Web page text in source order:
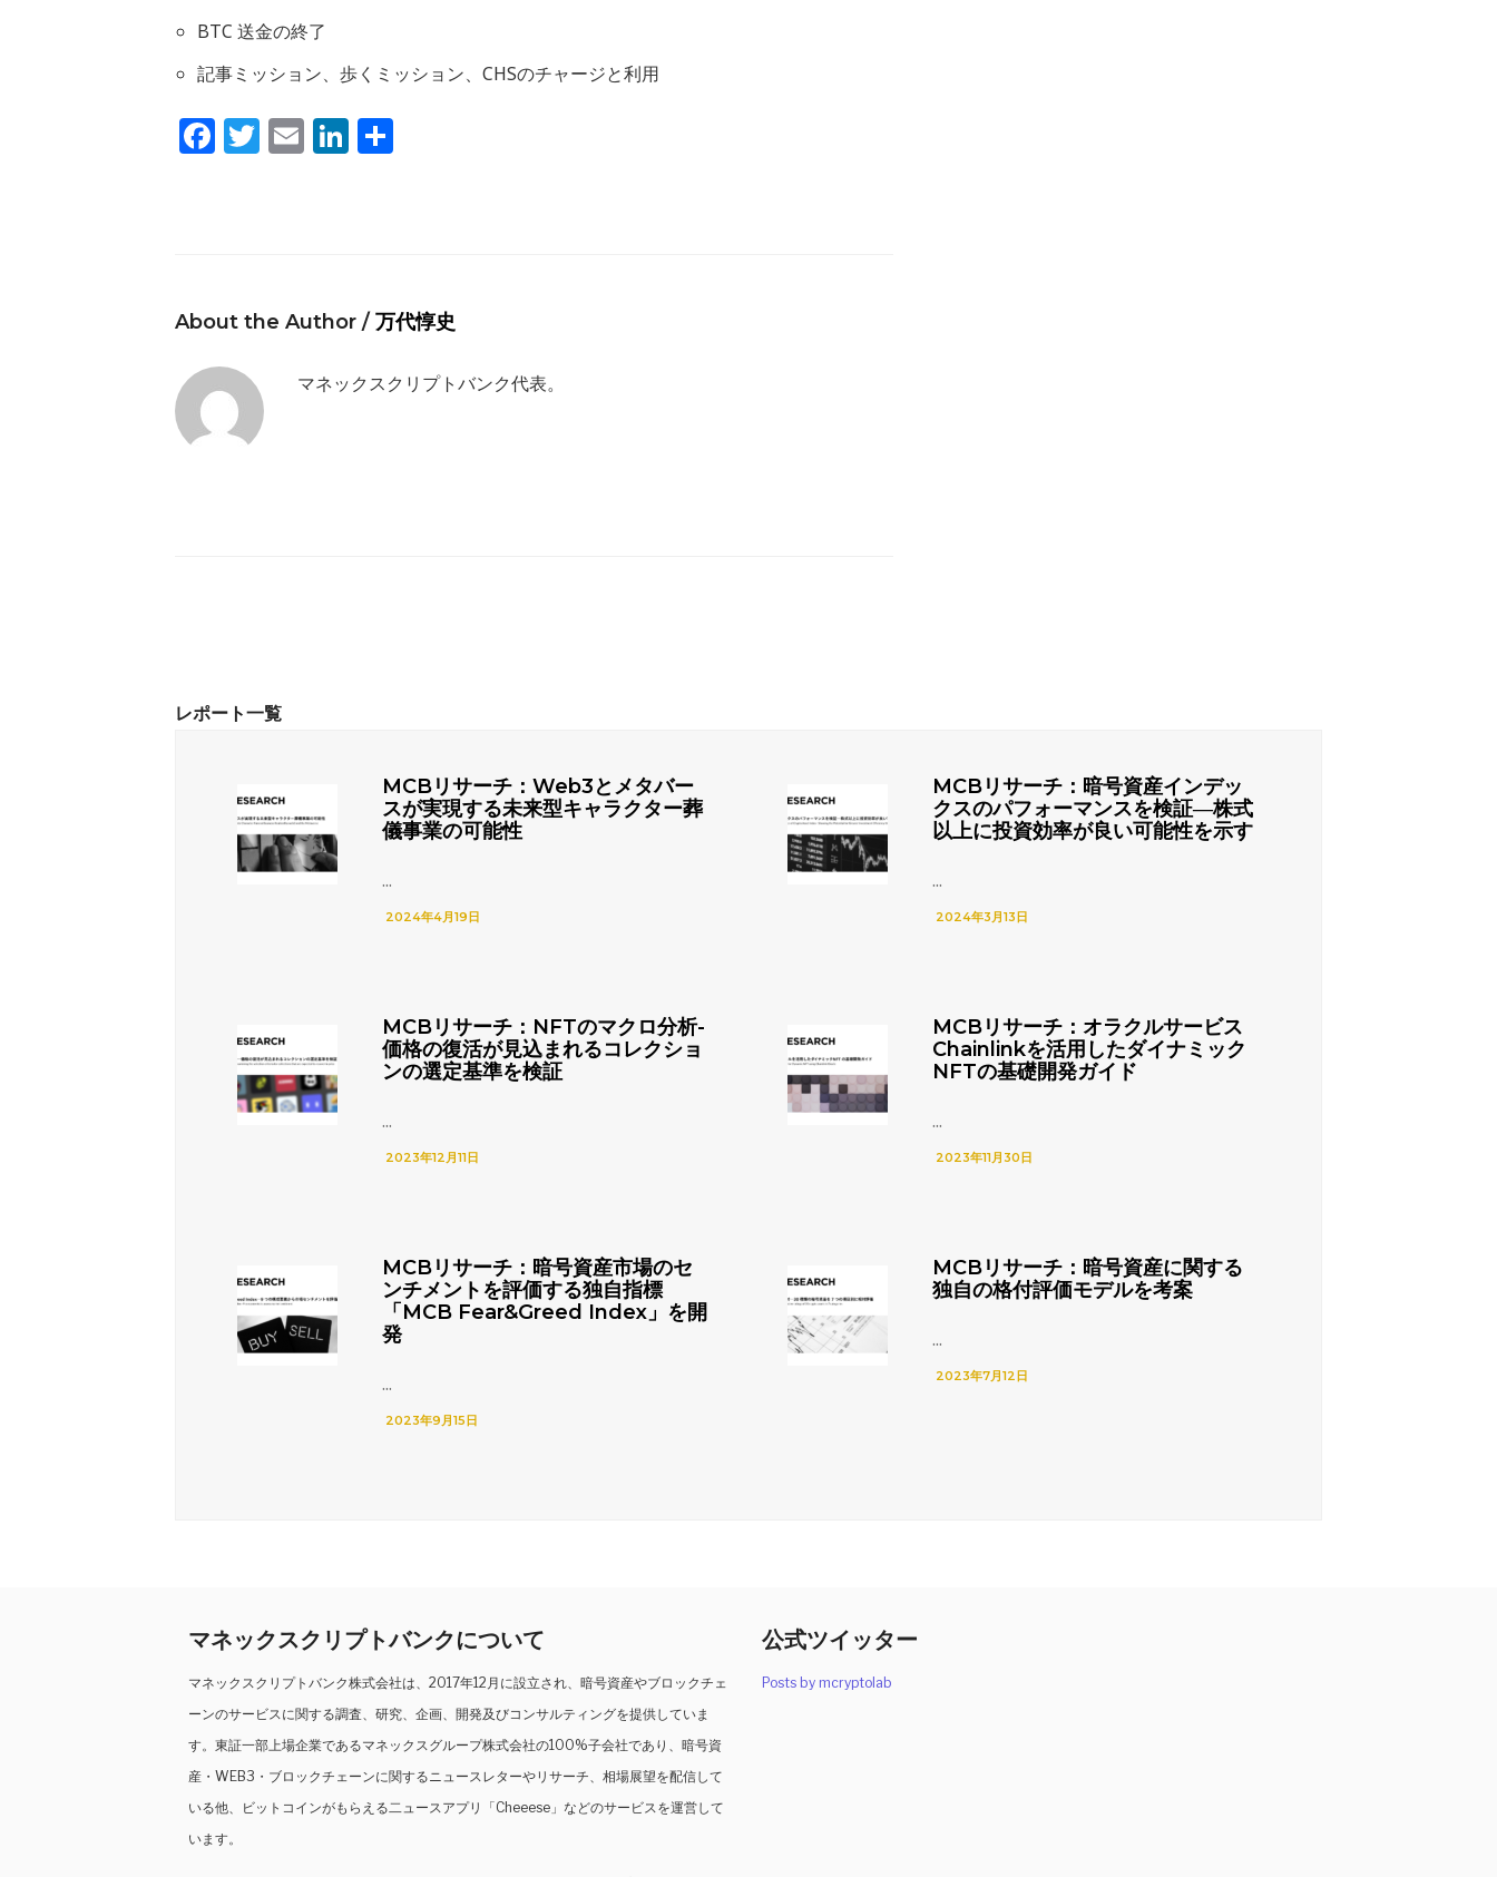
BTC 送金の終了
記事ミッション、歩くミッション、CHSのチャージと利用
Facebook
Twitter
EmailLinkedIn
About the Author / 万代惇史
マネックスクリプトバンク代表。
MCBリサーチ：Web3とメタバー
スが実現する未来型キャラクター葬
儀事業の可能性
...
2024年4月19日
MCBリサーチ：暗号資産インデッ
クスのパフォーマンスを検証―株式
以上に投資効率が良い可能性を示す
...
2024年3月13日
MCBリサーチ：NFTのマクロ分析-
価格の復活が見込まれるコレクショ
ンの選定基準を検証
...
2023年12月11日
MCBリサーチ：オラクルサービス
Chainlinkを活用したダイナミック
NFTの基礎開発ガイド
...
2023年11月30日
MCBリサーチ：暗号資産市場のセ
ンチメントを評価する独自指標
「MCB Fear&Greed Index」を開
発
...
2023年9月15日
MCBリサーチ：暗号資産に関する
独自の格付評価モデルを考案
...
2023年7月12日
マネックスクリプトバンクについて
マネックスクリプトバンク株式会社は、2017年12月に設立され、暗号資産やブロックチェ
ーンのサービスに関する調査、研究、企画、開発及びコンサルティングを提供していま
す。東証一部上場企業であるマネックスグループ株式会社の100%子会社であり、暗号資
産・WEB3・ブロックチェーンに関するニュースレターやリサーチ、相場展望を配信して
いる他、ビットコインがもらえる二ュースアプリ「Cheeese」などのサービスを運営して
います。
公式ツイッター
Posts by mcryptolab